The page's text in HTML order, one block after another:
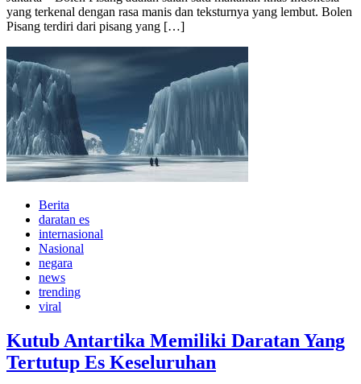
yang terkenal dengan rasa manis dan teksturnya yang lembut. Bolen
Pisang terdiri dari pisang yang […]
Berita
daratan es
internasional
Nasional
negara
news
trending
viral
Kutub Antartika Memiliki Daratan Yang
Tertutup Es Keseluruhan